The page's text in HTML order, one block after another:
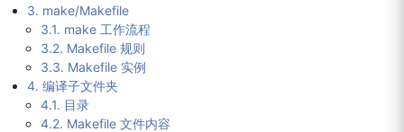
3. make/Makefile
3.1. make 工作流程
3.2. Makefile 规则
3.3. Makefile 实例
4. 编译子文件夹
4.1. 目录
4.2. Makefile 文件内容